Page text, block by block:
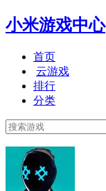
小米游戏中心
首页
云游戏
排行
分类